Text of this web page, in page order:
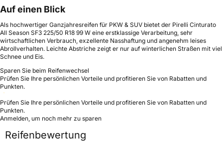
Auf einen Blick
Als hochwertiger Ganzjahresreifen für PKW & SUV bietet der Pirelli Cinturato
All Season SF3 225/50 R18 99 W eine erstklassige Verarbeitung, sehr
wirtschaftlichen Verbrauch, exzellente Nasshaftung und angenehm leises
Abrollverhalten. Leichte Abstriche zeigt er nur auf winterlichen Straßen mit viel
Schnee und Eis.
Sparen Sie beim Reifenwechsel
Prüfen Sie Ihre persönlichen Vorteile und profitieren Sie von Rabatten und
Punkten.
Prüfen Sie Ihre persönlichen Vorteile und profitieren Sie von Rabatten und
Punkten.
Anmelden, um noch mehr zu sparen
Reifenbewertung